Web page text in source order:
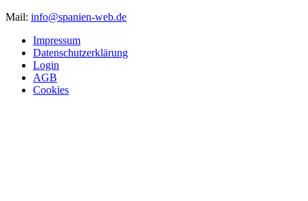
Mail: info@spanien-web.de
Impressum
Datenschutzerklärung
Login
AGB
Cookies